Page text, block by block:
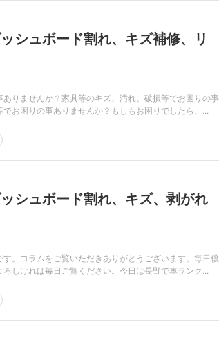
シュボード割れ、キズ補修、リ
りませんか？家具等のキズ、汚れ、破損等でお困りの事
お困りの事ありませんか？もしもお困りでしたら、...
シュボード割れ、キズ、剥がれ
。コラムをご覧いただきありがとうございます。毎日僕
しければ毎日ご覧ください。今日は長野で車ランク...